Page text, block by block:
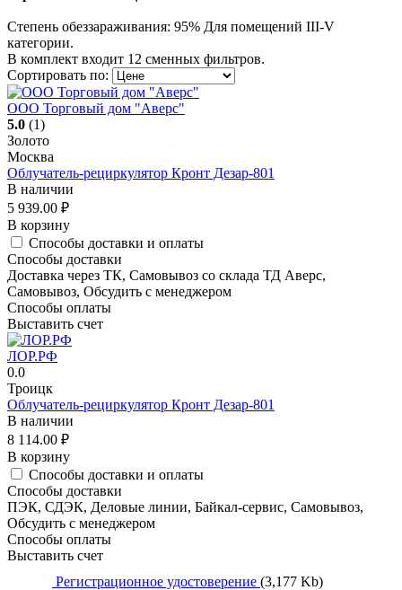
Степень обеззараживания: 95% Для помещений III-V
категории.
В комплект входит 12 сменных фильтров.
Сортировать по:
ООО Торговый дом "Аверс"
5.0 (1)
Золото
Москва
Облучатель-рециркулятор Кронт Дезар-801
В наличии
5 939.00 ₽
В корзину
Способы доставки и оплаты
Способы доставки
Доставка через ТК, Самовывоз со склада ТД Аверс,
Самовывоз, Обсудить с менеджером
Способы оплаты
Выставить счет
ЛОР.РФ
0.0
Троицк
Облучатель-рециркулятор Кронт Дезар-801
В наличии
8 114.00 ₽
В корзину
Способы доставки и оплаты
Способы доставки
ПЭК, СДЭК, Деловые линии, Байкал-сервис, Самовывоз,
Обсудить с менеджером
Способы оплаты
Выставить счет
Регистрационное удостоверение (3,177 Kb)